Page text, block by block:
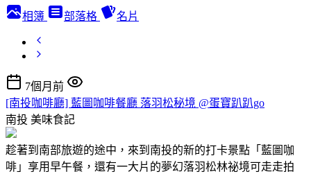
相簿 部落格 名片
7個月前
[南投咖啡廳] 藍圖咖啡餐廳 落羽松秘境 @蛋寶趴趴go
南投 美味食記
趁著到南部旅遊的途中，來到南投的新的打卡景點「藍圖咖
啡」享用早午餐，還有一大片的夢幻落羽松林祕境可走走拍